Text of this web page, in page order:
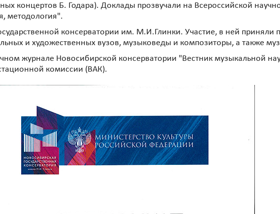
концертов Б. Годара). Доклады прозвучали на Всероссийской
методология".
консерватории им. М.И.Глинки. Участие, в ней приняли
и художественных вузов, музыковеды и композиторы, а также
журнале Новосибирской консерватории "Вестник музыкальной
комиссии (ВАК).